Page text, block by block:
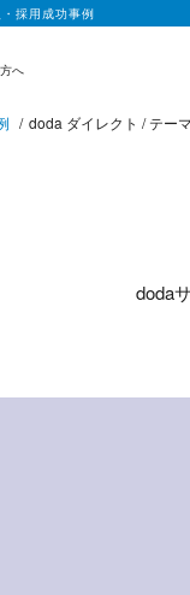
採用成功事例
へ
doda ダイレクト / テー
doda